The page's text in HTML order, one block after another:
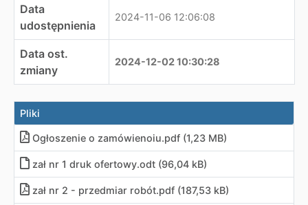
Data
udostępnienia
2024-11-06 12:06:08
Data ost.
zmiany
2024-12-02 10:30:28
Pliki
Ogłoszenie o zamówienoiu.pdf (1,23 MB)
zał nr 1 druk ofertowy.odt (96,04 kB)
zał nr 2 - przedmiar robót.pdf (187,53 kB)